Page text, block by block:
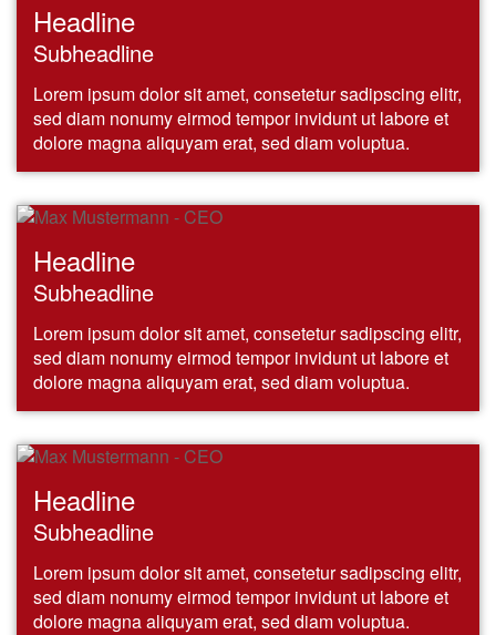
Headline
Subheadline
Lorem ipsum dolor sit amet, consetetur sadipscing elitr,
sed diam nonumy eirmod tempor invidunt ut labore et
dolore magna aliquyam erat, sed diam voluptua.
Headline
Subheadline
Lorem ipsum dolor sit amet, consetetur sadipscing elitr,
sed diam nonumy eirmod tempor invidunt ut labore et
dolore magna aliquyam erat, sed diam voluptua.
Headline
Subheadline
Lorem ipsum dolor sit amet, consetetur sadipscing elitr,
sed diam nonumy eirmod tempor invidunt ut labore et
dolore magna aliquyam erat, sed diam voluptua.